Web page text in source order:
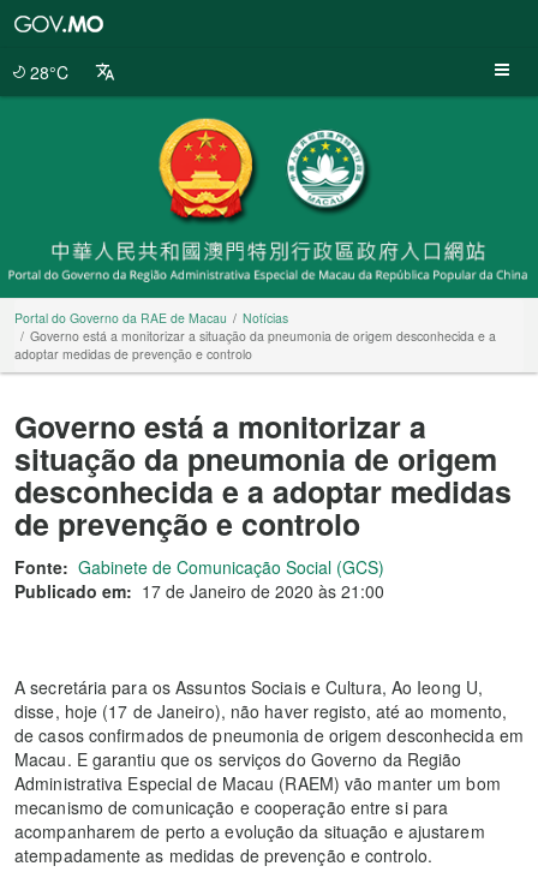
28°C
Portal do Governo da RAE de Macau
Notícias
Governo está a monitorizar a situação da pneumonia de origem desconhecida e a
adoptar medidas de prevenção e controlo
Governo está a monitorizar a
situação da pneumonia de origem
desconhecida e a adoptar medidas
de prevenção e controlo
Fonte: Gabinete de Comunicação Social (GCS)
Publicado em: 17 de Janeiro de 2020 às 21:00
A secretária para os Assuntos Sociais e Cultura, Ao Ieong U,
disse, hoje (17 de Janeiro), não haver registo, até ao momento,
de casos confirmados de pneumonia de origem desconhecida em
Macau. E garantiu que os serviços do Governo da Região
Administrativa Especial de Macau (RAEM) vão manter um bom
mecanismo de comunicação e cooperação entre si para
acompanharem de perto a evolução da situação e ajustarem
atempadamente as medidas de prevenção e controlo.